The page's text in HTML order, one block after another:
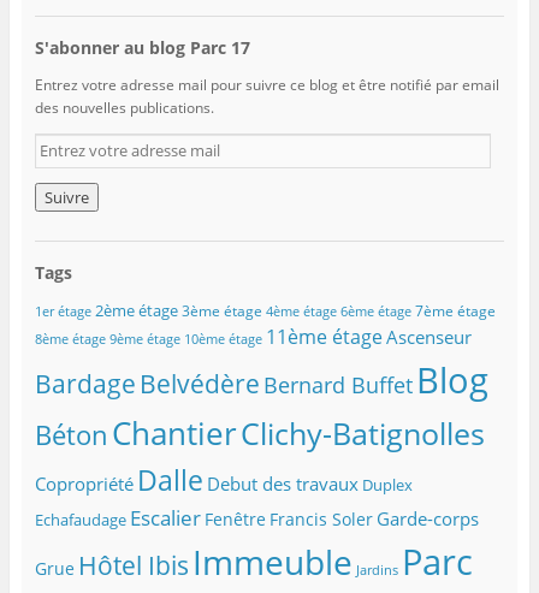
S'abonner au blog Parc 17
Entrez votre adresse mail pour suivre ce blog et être notifié par email
des nouvelles publications.
E
n
t
r
e
v
o
r
e
a
r
s
s
a
Tags
1er étage 2ème étage 3ème étage 4ème étage 6ème étage 7ème étage
8ème étage 9ème étage 10ème étage 11ème étageAscenseur
Bardage Belvédère Bernard Buffet Blog
Béton ChantierClichy-Batignolles
Copropriété Dalle Debut des travaux Duplex
Echafaudage Escalier Fenêtre Francis Soler Garde-corps
Grue Hôtel Ibis Immeuble Jardins Parc